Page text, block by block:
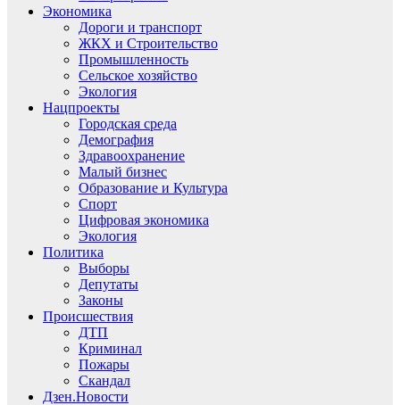
Экономика
Дороги и транспорт
ЖКХ и Строительство
Промышленность
Сельское хозяйство
Экология
Нацпроекты
Городская среда
Демография
Здравоохранение
Малый бизнес
Образование и Культура
Спорт
Цифровая экономика
Экология
Политика
Выборы
Депутаты
Законы
Происшествия
ДТП
Криминал
Пожары
Скандал
Дзен.Новости